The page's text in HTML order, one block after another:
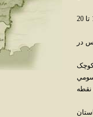
بندر چابهار داراي دو اسکله بزرگ به نام‌هاي اسکله شهيد کلانتري و اسکله شهيد بهشتي با ظرفيت تخليه و بارگيري 15 تا 20
در
کوچک
سومي